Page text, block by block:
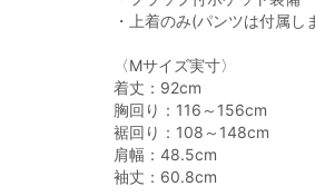
・上着のみ(パンツは付属し
〈Mサイズ実寸〉
着丈：92cm
胸回り：116～156cm
裾回り：108～148cm
肩幅：48.5cm
袖丈：60.8cm